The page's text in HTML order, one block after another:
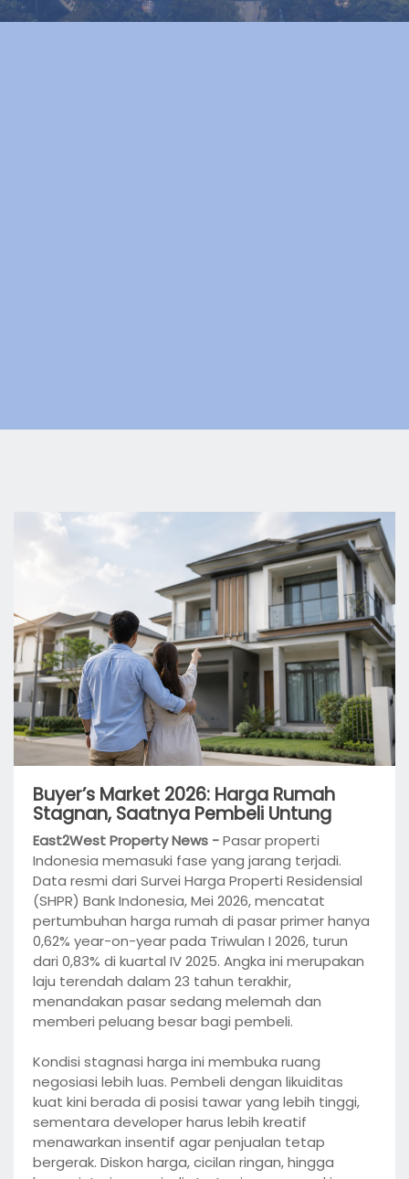
Buyer’s Market 2026: Harga Rumah
Stagnan, Saatnya Pembeli Untung
East2West Property News -Pasar properti
Indonesia memasuki fase yang jarang terjadi.
Data resmi dari Survei Harga Properti Residensial
(SHPR) Bank Indonesia, Mei 2026, mencatat
pertumbuhan harga rumah di pasar primer hanya
0,62% year-on-year pada Triwulan I 2026, turun
dari 0,83% di kuartal IV 2025. Angka ini merupakan
laju terendah dalam 23 tahun terakhir,
menandakan pasar sedang melemah dan
memberi peluang besar bagi pembeli.
Kondisi stagnasi harga ini membuka ruang
negosiasi lebih luas. Pembeli dengan likuiditas
kuat kini berada di posisi tawar yang lebih tinggi,
sementara developer harus lebih kreatif
menawarkan insentif agar penjualan tetap
bergerak. Diskon harga, cicilan ringan, hingga